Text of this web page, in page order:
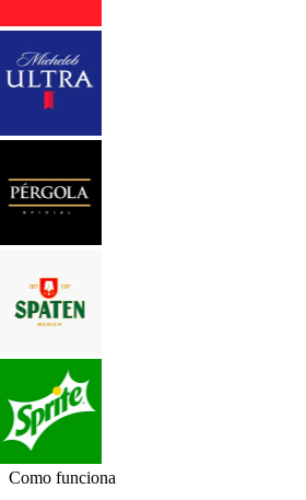
Como funciona